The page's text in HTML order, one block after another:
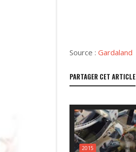
Source : Gardaland
PARTAGER CET ARTICLE
2015